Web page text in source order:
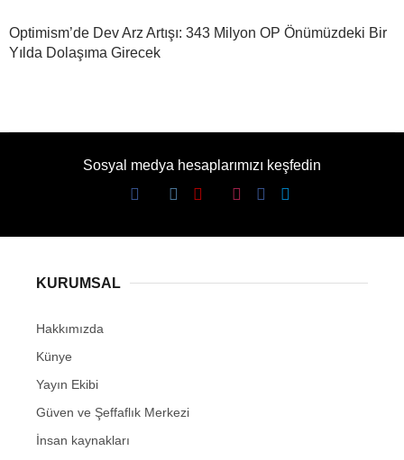
Optimism’de Dev Arz Artışı: 343 Milyon OP Önümüzdeki Bir
Yılda Dolaşıma Girecek
Sosyal medya hesaplarımızı keşfedin
KURUMSAL
Hakkımızda
Künye
Yayın Ekibi
Güven ve Şeffaflık Merkezi
İnsan kaynakları